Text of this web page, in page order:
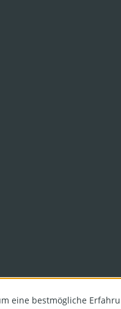
eine bestmögliche